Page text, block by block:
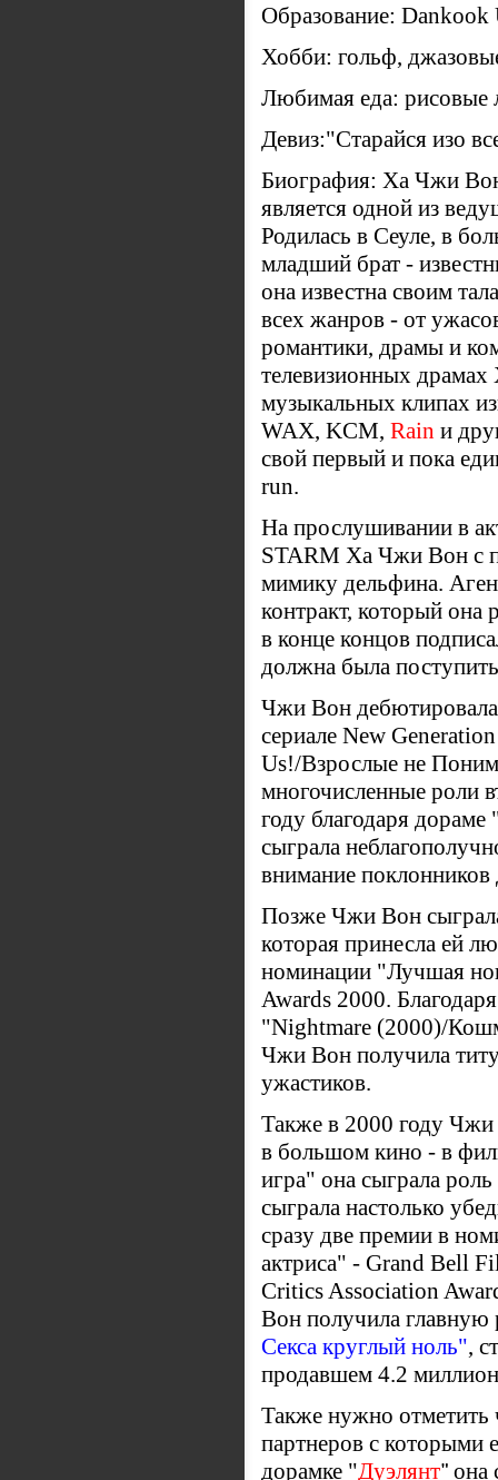
Образование: Dankook
Хобби: гольф,
Любимая еда: рисовые
Девиз:"Старайся изо
Биография: Ха Чжи
является одной из
Родилась в Сеуле, в
младший брат -
она известна своим
всех жанров - от
романтики, драмы и
телевизионных
музыкальных клипах
WAX, KCM, Rain и
свой первый и пока
run.
На прослушивании в
STARM Ха Чжи Вон с
мимику дельфина.
контракт, который она
в конце концов
должна была
Чжи Вон
сериале New
Us!/Взрослые не
многочисленные роли
году благодаря
сыграла
внимание
Позже Чжи Вон
которая принесла ей
номинации "Лучшая
Awards 2000.
"Nightmare (2000)/
Чжи Вон получила
ужастиков.
Также в 2000 году
в большом кино - в
игра" она сыграла
сыграла настолько
сразу две премии в
актриса" - Grand Bell
Critics Association
Вон получила
Секса круглый ноль",
продавшем 4.2
Также нужно отметить
партнеров с которыми
дорамке "Дуэлянт" она